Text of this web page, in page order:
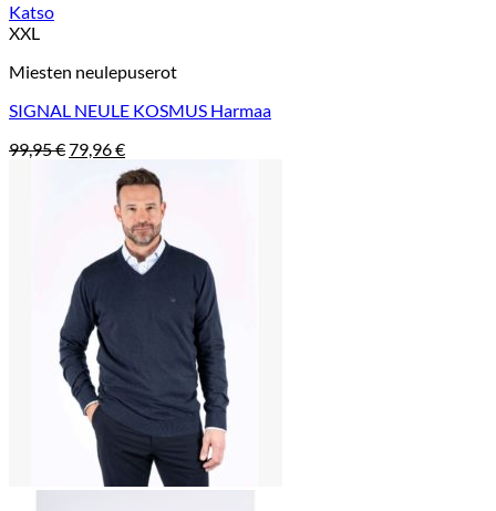
Katso
XXL
Miesten neulepuserot
SIGNAL NEULE KOSMUS Harmaa
99,95€Alkuperäinen
99,95 €.
79,96€Nykyinen
hinta
on:
79,96 €.